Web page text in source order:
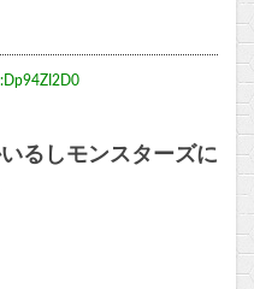
るしモンスターズに